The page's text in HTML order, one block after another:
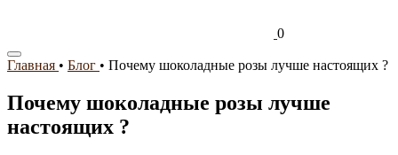
0
Главная • Блог • Почему шоколадные розы лучше настоящих ?
Почему шоколадные розы лучше
настоящих ?